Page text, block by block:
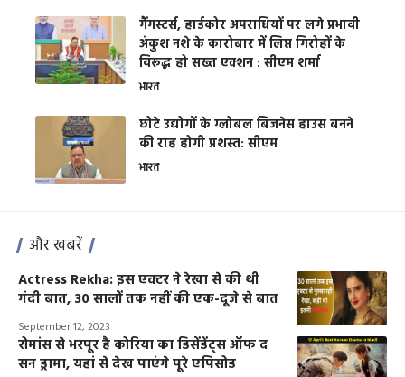
गैंगस्टर्स, हार्डकोर अपराधियों पर लगे प्रभावी
अंकुश नशे के कारोबार में लिप्त गिरोहों के
विरूद्ध हो सख्त एक्शन : सीएम शर्मा
भारत
छोटे उद्योगों के ग्लोबल बिजनेस हाउस बनने
की राह होगी प्रशस्त: सीएम
भारत
और खबरें
Actress Rekha: इस एक्टर ने रेखा से की थी
गंदी बात, 30 सालों तक नहीं की एक-दूजे से बात
September 12, 2023
रोमांस से भरपूर है कोरिया का डिसेंडेंट्स ऑफ द
सन ड्रामा, यहां से देख पाएंगे पूरे एपिसोड